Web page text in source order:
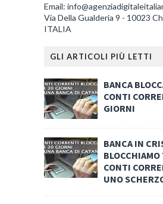
Email:
Via Della Gualderia 9 - 10023
ITALIA
GLI ARTICOLI PIÙ LETTI
BANCA
CONTI
GIORNI
BANCA IN
CONTI
UNO